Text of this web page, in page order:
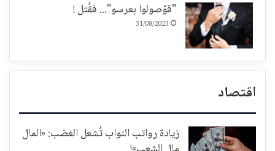
"قوّصولوا بعرسو"... فقُتل !
31/08/2023
اقتصاد
زيادة رواتب النواب تُشعل الغضب: «المال